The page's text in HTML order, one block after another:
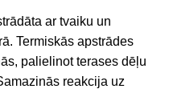
ar tvaiku un
Termiskās apstrādes
palielinot terases dēļu
reakcija uz